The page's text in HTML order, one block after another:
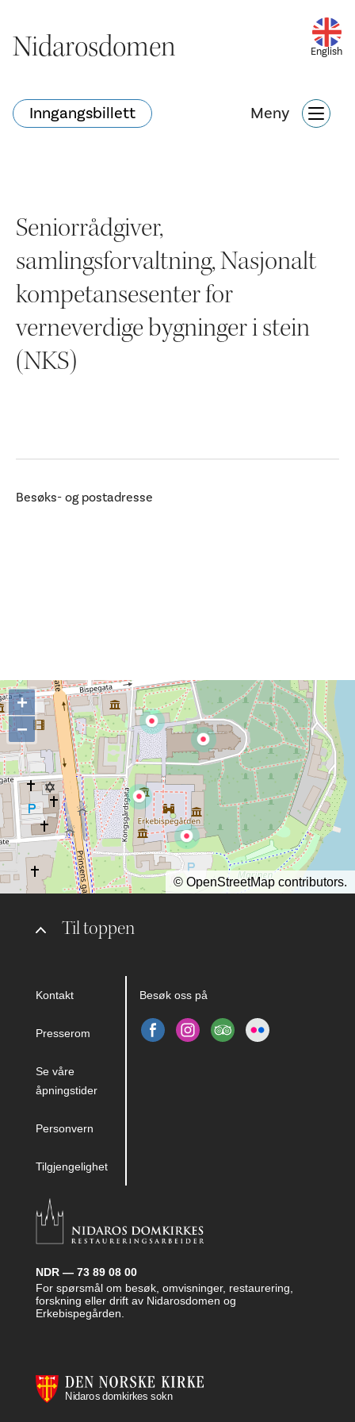
Nidarosdomen English
Inngangsbillett Meny
Nidarosdomen English
Inngangsbillett Meny
Attraksjoner
Hva skjer?
Ditt besøk
Seniorrådgiver,
samlingsforvaltning, Nasjonalt
kompetansesenter for
verneverdige bygninger i stein
(NKS)
Besøks- og postadresse
Til toppen
Kontakt
Presserom
Se våre
åpningstider
Personvern
Tilgjengelighet
Besøk oss på
NDR — 73 89 08 00
For spørsmål om besøk, omvisninger, restaurering,
forskning eller drift av Nidarosdomen og
Erkebispegården.
+
−
© OpenStreetMap contributors.